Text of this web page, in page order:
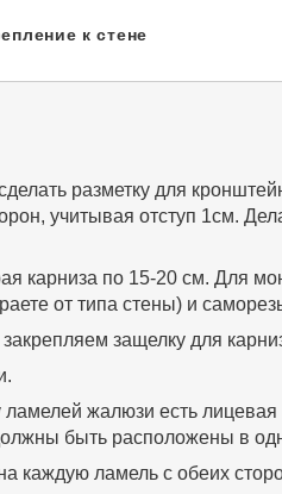
к стене
разметку для
учитывая отступ 1см.
карниза по 15-20 см. Для
от типа стены) и
защелку для
жалюзи есть
быть расположены в
каждую ламель с обеих